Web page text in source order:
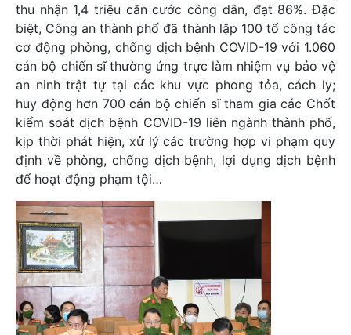
thu nhận 1,4 triệu căn cước công dân, đạt 86%. Đặc
biệt, Công an thành phố đã thành lập 100 tổ công tác
cơ động phòng, chống dịch bệnh COVID-19 với 1.060
cán bộ chiến sĩ thường ứng trực làm nhiệm vụ bảo vệ
an ninh trật tự tại các khu vực phong tỏa, cách ly;
huy động hơn 700 cán bộ chiến sĩ tham gia các Chốt
kiểm soát dịch bệnh COVID-19 liên ngành thành phố,
kịp thời phát hiện, xử lý các trường hợp vi phạm quy
định về phòng, chống dịch bệnh, lợi dụng dịch bệnh
để hoạt động phạm tội…